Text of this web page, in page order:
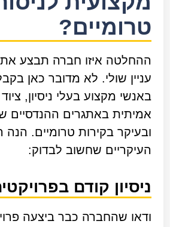
טרומיים?
ההחלטה איזו חברה תבצע את
עניין שולי. לא מדובר כאן
באנשי מקצוע בעלי ניסיון, ציוד
אמיתית באתגרים ההנדסיים
ובעיקר בקירות טרומיים. הנה
העיקריים שחשוב לבדוק:
ניסיון קודם
ודאו שהחברה כבר ביצעה